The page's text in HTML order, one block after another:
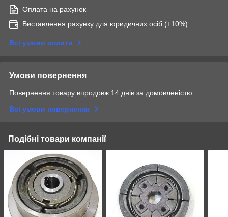
Оплата на рахунок
Виставлення рахунку для юридичних осіб (+10%)
Всі умови оплати
Умови повернення
Повернення товару впродовж 14 днів за домовленістю
Всі умови повернення
Подібні товари компанії